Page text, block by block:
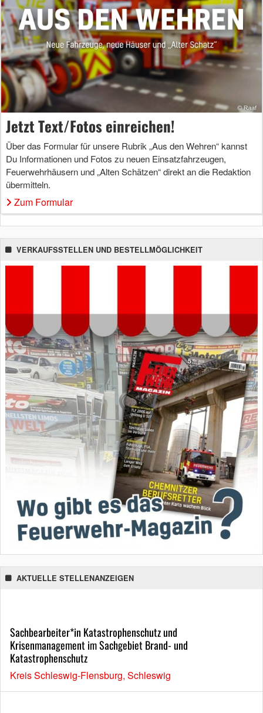
Jetzt Text/Fotos einreichen!
Über das Formular für unsere Rubrik „Aus den Wehren“ kannst
Du Informationen und Fotos zu neuen Einsatzfahrzeugen,
Feuerwehrhäusern und „Alten Schätzen“ direkt an die Redaktion
übermitteln.
Zum Formular
VERKAUFSSTELLEN UND BESTELLMÖGLICHKEIT
AKTUELLE STELLENANZEIGEN
Sachbearbeiter*in Katastrophenschutz und
Krisenmanagement im Sachgebiet Brand- und
Katastrophenschutz
Kreis Schleswig-Flensburg, Schleswig